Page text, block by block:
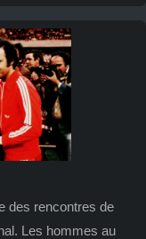
des rencontres de
Les hommes au